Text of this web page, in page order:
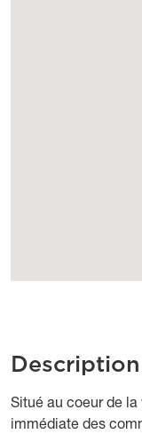
Description
body
Situé au coeur de
immédiate des